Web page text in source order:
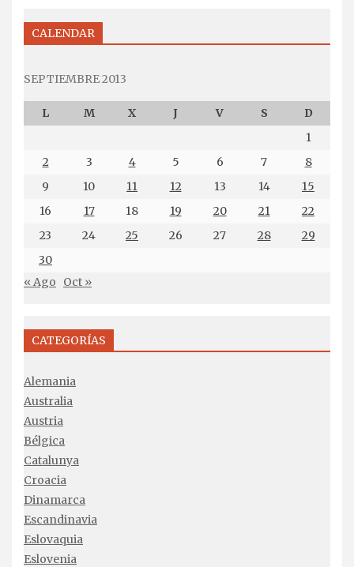
CALENDAR
SEPTIEMBRE 2013
L M X J V S
D
1
2
3 4 5 6 7
8
9
10 11 12 13 14
15
16
17 18 19 20 21
22
23
24 25 26 27 28
29
30
« Ago
Oct »
CATEGORÍAS
Alemania
Australia
Austria
Bélgica
Catalunya
Croacia
Dinamarca
Escandinavia
Eslovaquia
Eslovenia